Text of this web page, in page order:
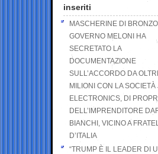
inseriti
MASCHERINE DI
GOVERNO MELONI HA
SECRETATO LA
DOCUMENTAZIONE
SULL’ACCORDO DA
MILIONI CON LA SOCIETÀ
ELECTRONICS, DI
DELL’IMPRENDITORE
BIANCHI, VICINO A
D’ITALIA
“TRUMP È IL LEADER DI